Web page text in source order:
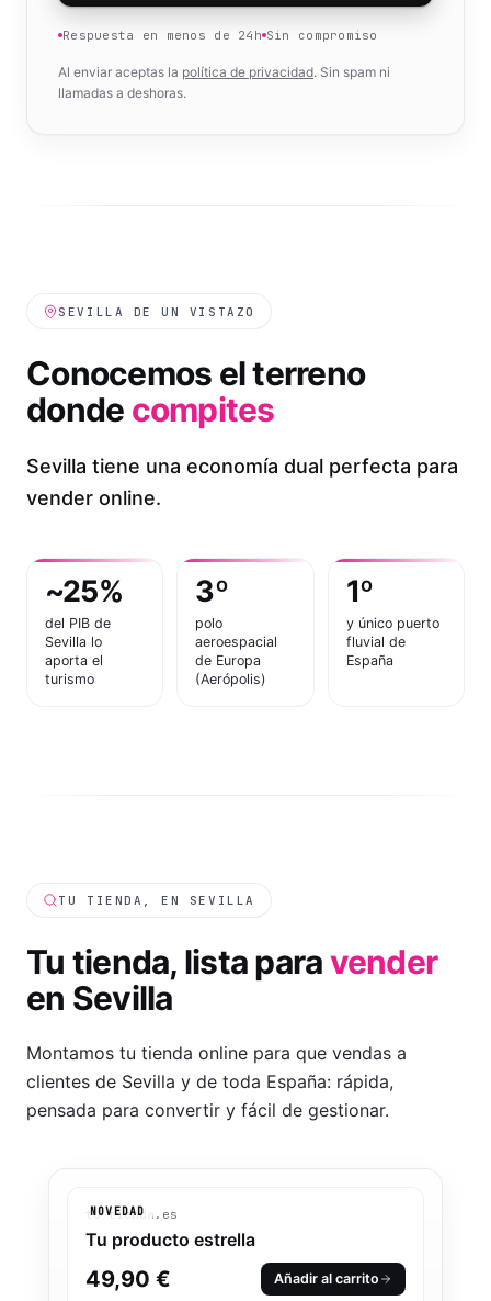
Respuesta en menos de 24h Sin compromiso
Al enviar aceptas la política de privacidad. Sin spam ni
llamadas a deshoras.
SEVILLA DE UN VISTAZO
Conocemos el terreno
donde compites
Sevilla tiene una economía dual perfecta para
vender online.
~25%
del PIB de
Sevilla lo
aporta el
turismo
3º
polo
aeroespacial
de Europa
(Aerópolis)
1º
y único puerto
fluvial de
España
TU TIENDA, EN SEVILLA
Tu tienda, lista paravender
en Sevilla
Montamos tu tienda online para que vendas a
clientes de Sevilla y de toda España: rápida,
pensada para convertir y fácil de gestionar.
NOVEDAD
tu-tienda.es
Tu producto estrella
49,90 € Añadir al carrito